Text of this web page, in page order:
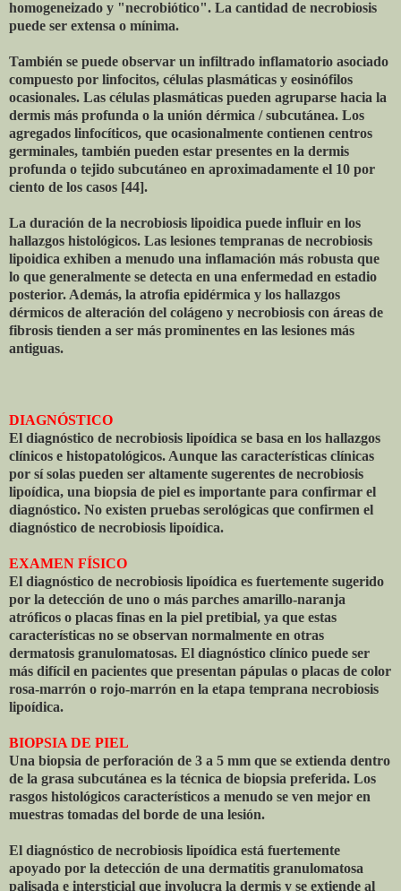
homogeneizado y "necrobiótico". La cantidad de necrobiosis
puede ser extensa o mínima.
También se puede observar un infiltrado inflamatorio asociado
compuesto por linfocitos, células plasmáticas y eosinófilos
ocasionales. Las células plasmáticas pueden agruparse hacia la
dermis más profunda o la unión dérmica / subcutánea. Los
agregados linfocíticos, que ocasionalmente contienen centros
germinales, también pueden estar presentes en la dermis
profunda o tejido subcutáneo en aproximadamente el 10 por
ciento de los casos [44].
La duración de la necrobiosis lipoidica puede influir en los
hallazgos histológicos. Las lesiones tempranas de necrobiosis
lipoidica exhiben a menudo una inflamación más robusta que
lo que generalmente se detecta en una enfermedad en estadio
posterior. Además, la atrofia epidérmica y los hallazgos
dérmicos de alteración del colágeno y necrobiosis con áreas de
fibrosis tienden a ser más prominentes en las lesiones más
antiguas.
DIAGNÓSTICO
El diagnóstico de necrobiosis lipoídica se basa en los hallazgos
clínicos e histopatológicos. Aunque las características clínicas
por sí solas pueden ser altamente sugerentes de necrobiosis
lipoídica, una biopsia de piel es importante para confirmar el
diagnóstico. No existen pruebas serológicas que confirmen el
diagnóstico de necrobiosis lipoídica.
EXAMEN FÍSICO
El diagnóstico de necrobiosis lipoídica es fuertemente sugerido
por la detección de uno o más parches amarillo-naranja
atróficos o placas finas en la piel pretibial, ya que estas
características no se observan normalmente en otras
dermatosis granulomatosas. El diagnóstico clínico puede ser
más difícil en pacientes que presentan pápulas o placas de color
rosa-marrón o rojo-marrón en la etapa temprana necrobiosis
lipoídica.
BIOPSIA DE PIEL
Una biopsia de perforación de 3 a 5 mm que se extienda dentro
de la grasa subcutánea es la técnica de biopsia preferida. Los
rasgos histológicos característicos a menudo se ven mejor en
muestras tomadas del borde de una lesión.
El diagnóstico de necrobiosis lipoídica está fuertemente
apoyado por la detección de una dermatitis granulomatosa
palisada e intersticial que involucra la dermis y se extiende al